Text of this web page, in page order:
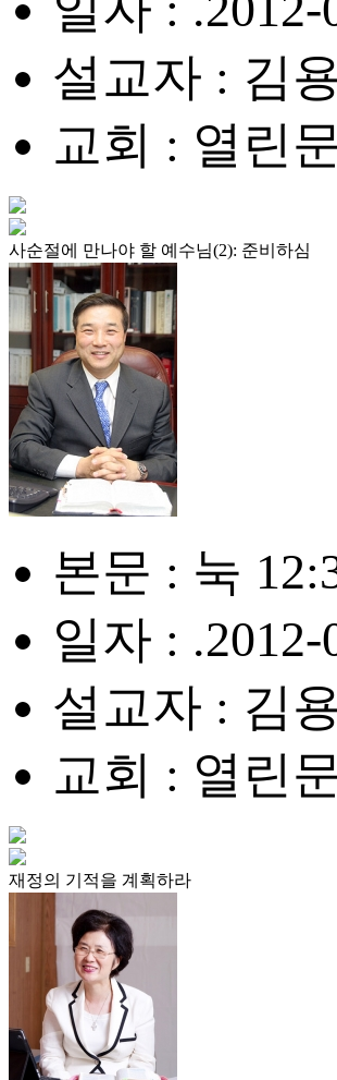
설교자 : 김
교회 : 열린
사순절에 만나야 할 예수님(2): 준비하심
본문 : 눅
일자 : .2012-
설교자 : 김
교회 : 열린
재정의 기적을 계획하라